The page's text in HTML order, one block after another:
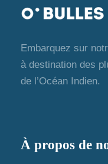
Embarquez sur
à destination des
de l’Océan Indien.
À propos de